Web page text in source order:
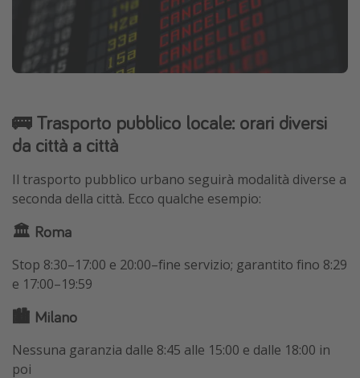
🚌 Trasporto pubblico locale: orari diversi
da città a città
Il trasporto pubblico urbano seguirà modalità diverse a
seconda della città. Ecco qualche esempio:
🏛 Roma
Stop 8:30–17:00 e 20:00–fine servizio; garantito fino 8:29
e 17:00–19:59
🏙 Milano
Nessuna garanzia dalle 8:45 alle 15:00 e dalle 18:00 in
poi